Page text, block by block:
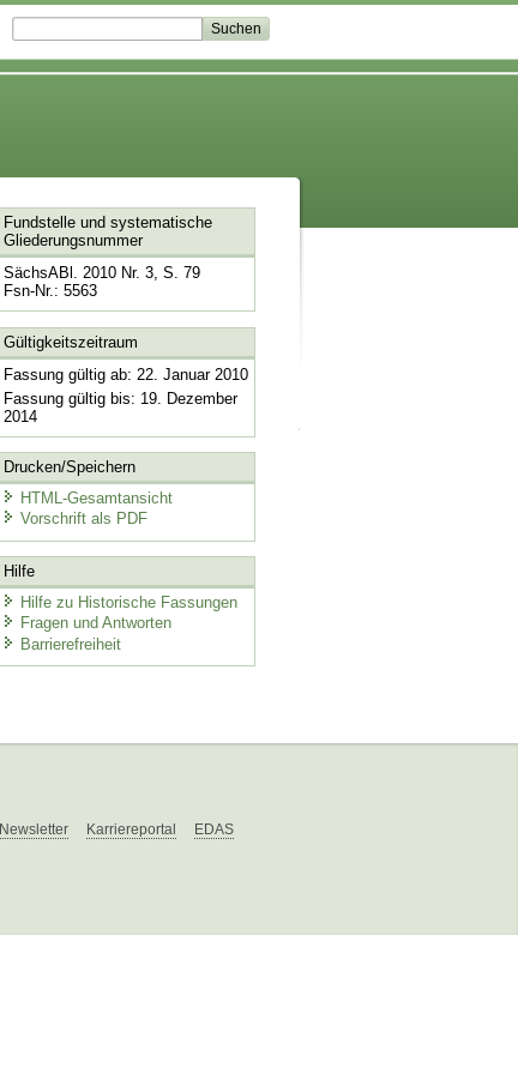
Fundstelle und systematische
Gliederungsnummer
SächsABl. 2010 Nr. 3, S. 79
Fsn-Nr.: 5563
Gültigkeitszeitraum
Fassung gültig ab: 22. Januar 2010
Fassung gültig bis: 19. Dezember
2014
Drucken/Speichern
HTML-Gesamtansicht
Vorschrift als PDF
Hilfe
Hilfe zu Historische Fassungen
Fragen und Antworten
Barrierefreiheit
Newsletter Karriereportal EDAS